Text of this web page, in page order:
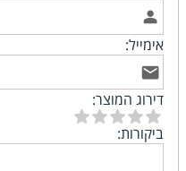
אימייל:
דירוג המוצר:
ביקורות: